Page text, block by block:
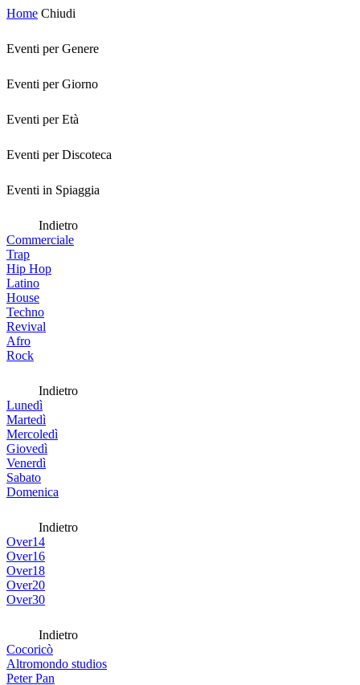
Home Chiudi
Eventi per Genere
Eventi per Giorno
Eventi per Età
Eventi per Discoteca
Eventi in Spiaggia
Indietro
Commerciale
Trap
Hip Hop
Latino
House
Techno
Revival
Afro
Rock
Indietro
Lunedì
Martedì
Mercoledì
Giovedì
Venerdì
Sabato
Domenica
Indietro
Over14
Over16
Over18
Over20
Over30
Indietro
Cocoricò
Altromondo studios
Peter Pan